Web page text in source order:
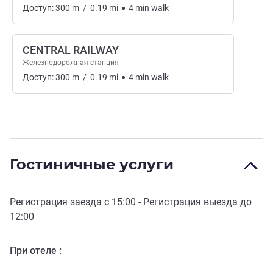
Доступ:300 m / 0.19 mi 4 min walk
CENTRAL RAILWAY
Железнодорожная станция
Доступ:300 m / 0.19 mi 4 min walk
Гостиничные услуги
Регистрация заезда с 15:00 - Регистрация выезда до
12:00
При отеле